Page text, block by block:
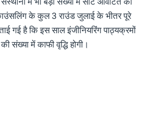
के कुल 3 राउंड जुलाई के भीतर पूरे
गई है कि इस साल इंजीनियरिंग पाठ्यक्रमों
संख्या में काफी वृद्धि होगी।